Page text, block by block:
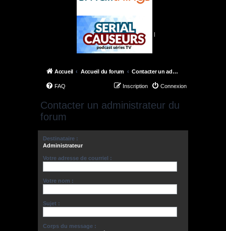
|
Accueil Accueil du forum Contacter un administrateur du forum
FAQ Connexion
Inscription
Contacter un administrateur du
forum
Destinataire :
Administrateur
Votre adresse de courriel :
Votre nom :
Sujet :
Corps du message :